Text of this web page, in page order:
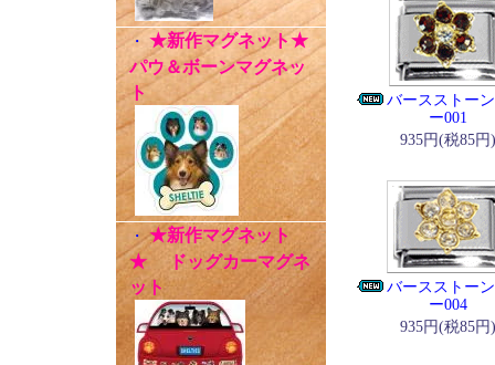
・ ★新作マグネット★
パウ＆ボーンマグネッ
ト
・★新作マグネット
★ ドッグカーマグネ
ット
バースストー
ー001
935円(税85円)
バースストー
ー004
935円(税85円)